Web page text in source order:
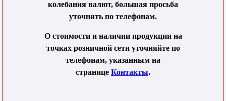
колебания валют, большая просьба
уточнять по телефонам.
О стоимости и наличии продукции на
точках розничной сети уточняйте по
телефонам, указанным на
странице Контакты.